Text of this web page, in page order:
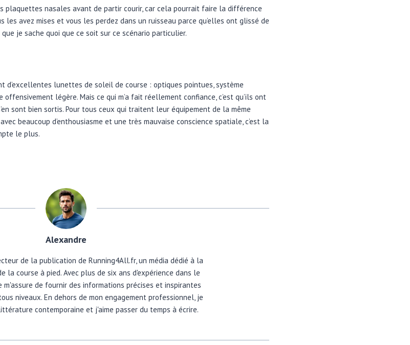
plaquettes nasales avant de partir courir, car cela pourrait faire la différence
avez mises et vous les perdez dans un ruisseau parce qu’elles ont glissé de
je sache quoi que ce soit sur ce scénario particulier.
d’excellentes lunettes de soleil de course : optiques pointues, système
offensivement légère. Mais ce qui m’a fait réellement confiance, c’est qu’ils ont
sont bien sortis. Pour tous ceux qui traitent leur équipement de la même
beaucoup d’enthousiasme et une très mauvaise conscience spatiale, c’est la
le plus.
Alexandre
de la publication de Running4All.fr, un média dédié à la
la course à pied. Avec plus de six ans d'expérience dans le
m'assure de fournir des informations précises et inspirantes
niveaux. En dehors de mon engagement professionnel, je
contemporaine et j'aime passer du temps à écrire.